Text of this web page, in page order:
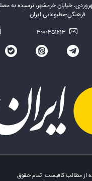
خیابان خرمشهر، نرسیده به
فرهنگی-مطبوعاتی ایران
از مطالب کافیست. تمام حقوق